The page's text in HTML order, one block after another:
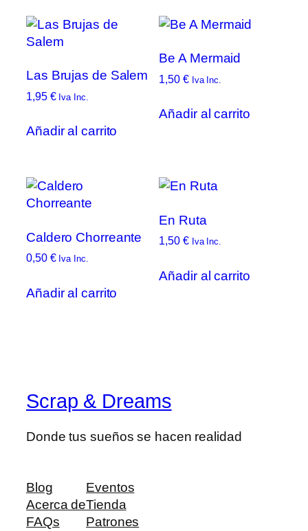
Las Brujas de Salem
1,95 € Iva Inc.
Añadir al carrito
Be A Mermaid
1,50 € Iva Inc.
Añadir al carrito
Caldero Chorreante
0,50 € Iva Inc.
Añadir al carrito
En Ruta
1,50 € Iva Inc.
Añadir al carrito
Scrap & Dreams
Donde tus sueños se hacen realidad
Blog
Acerca de
FAQs
Eventos
Tienda
Patrones